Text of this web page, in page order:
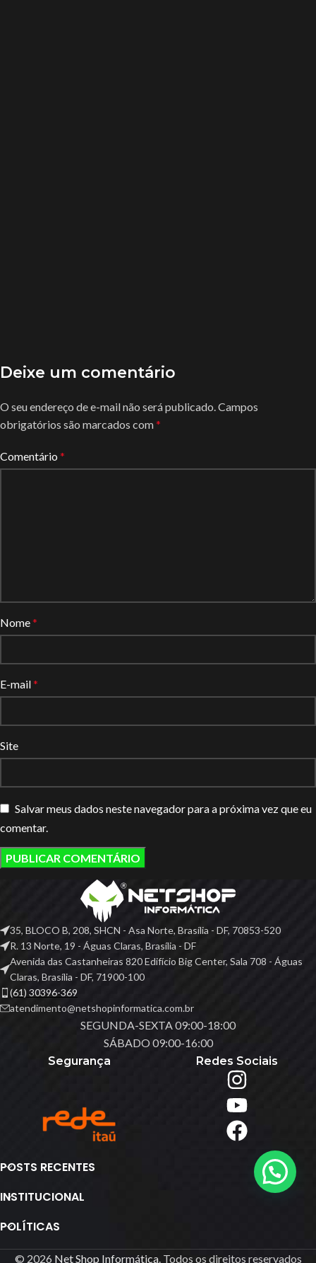
Deixe um comentário
O seu endereço de e-mail não será publicado. Campos
obrigatórios são marcados com*
Comentário *
Nome*
E-mail*
Site
Salvar meus dados neste navegador para a próxima vez que eu
comentar.
35, BLOCO B, 208, SHCN - Asa Norte, Brasília - DF, 70853-520
R. 13 Norte, 19 - Águas Claras, Brasília - DF
Avenida das Castanheiras 820 Edifício Big Center, Sala 708 - Águas
Claras, Brasília - DF, 71900-100
(61) 30396-369
atendimento@netshopinformatica.com.br
SEGUNDA-SEXTA 09:00-18:00
SÁBADO 09:00-16:00
Segurança
Redes Sociais
POSTS RECENTES
INSTITUCIONAL
POLÍTICAS
© 2026 Net Shop Informática. Todos os direitos reservados